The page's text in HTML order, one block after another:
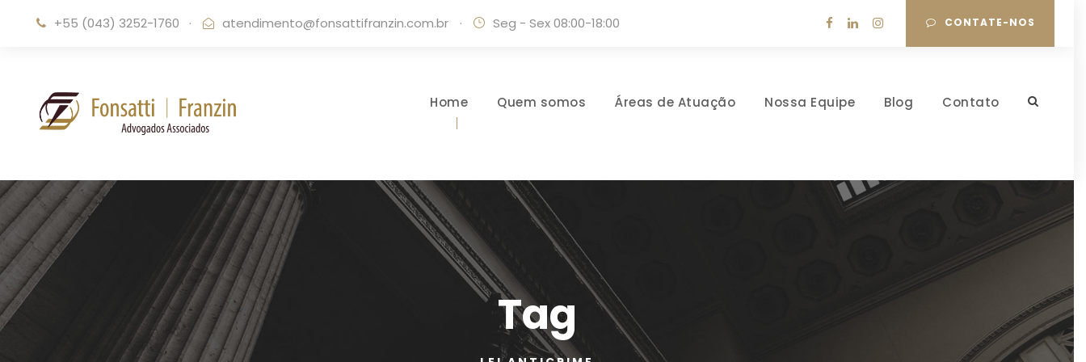
+55 (043) 3252-1760 · atendimento@fonsattifranzin.com.br · Seg - Sex 08:00-18:00 CONTATE-NOS
Home Quem somos Áreas de Atuação Nossa Equipe Blog Contato
Tag